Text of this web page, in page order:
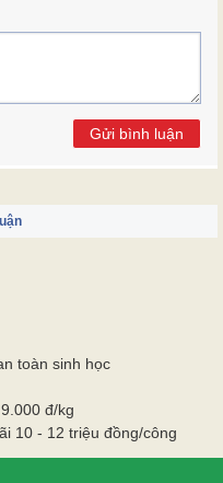
Gửi bình luận
toàn sinh học
đ/kg
10 - 12 triệu đồng/công